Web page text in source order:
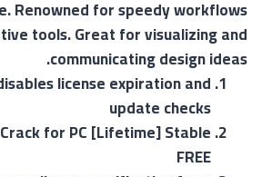
Renowned for speedy workflows
tools. Great for visualizing and
communicating design ideas.
license expiration and
update checks
for PC [Lifetime] Stable
FREE